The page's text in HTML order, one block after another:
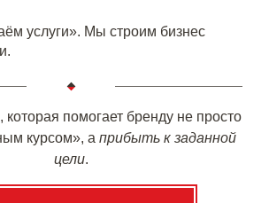
услуги». Мы строим бизнес
помогает бренду не просто
курсом», а прибыть к заданной
цели.